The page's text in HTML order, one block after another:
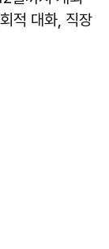
적 대화, 직장